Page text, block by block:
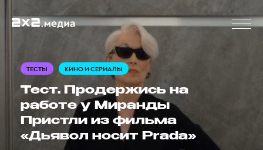
ТЕСТЫ КИНО И СЕРИАЛЫ
Тест. Продержись на
работе у Миранды
Пристли из фильма
«Дьявол носит Prada»